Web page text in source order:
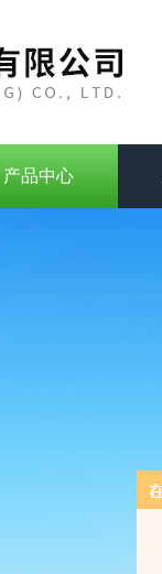
产品中心